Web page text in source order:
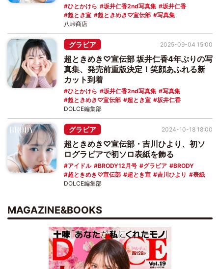
ひとかけら 坂井仁香2nd写真集
坂井仁香
超とき宣
超ときめき♡宣伝部 写真集
八峠商店
グラビア
超ときめき♡宣伝部 坂井仁香4年ぶりの写
真集、発売前重版決定！笑顔あふれる新
カット到着
ひとかけら 坂井仁香2nd写真集
写真集
超ときめき♡宣伝部
超とき宣 坂井仁香
2025-09-04 15:00
DOLCE編集部
グラビア
超ときめき♡宣伝部・吉川ひより、初ソ
ログラビアで初ソロ表紙を飾る
アイドル BRODY12月号 グラビア
BRODY
超ときめき♡宣伝部
超とき宣 吉川ひより 表紙
2024-10-18 18:00
DOLCE編集部
MAGAZINE&BOOKS